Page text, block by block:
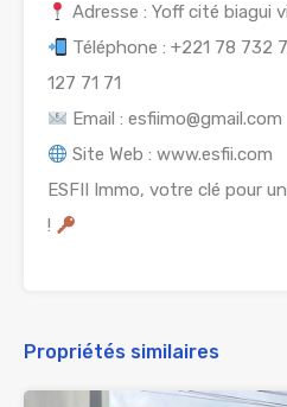
Adresse : Yoff cité biagui
Téléphone : +221 78
127 71 71
Email : esfiimo@gmail.com
Site Web : www.esfii.com
ESFII Immo, votre clé pour
!
Propriétés similaires